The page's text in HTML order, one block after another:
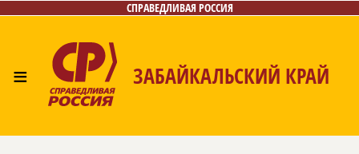
СПРАВЕДЛИВАЯ РОССИЯ
≡ ЗАБАЙКАЛЬСКИЙ КРАЙ